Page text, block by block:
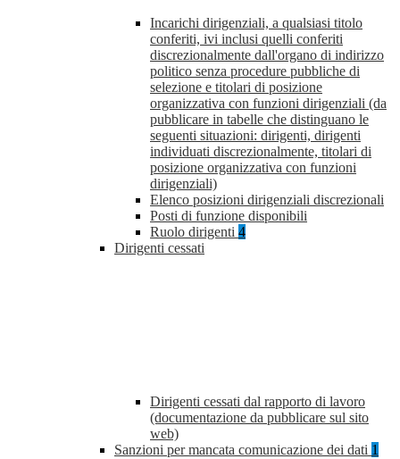
Incarichi dirigenziali, a qualsiasi titolo
conferiti, ivi inclusi quelli conferiti
discrezionalmente dall'organo di indirizzo
politico senza procedure pubbliche di
selezione e titolari di posizione
organizzativa con funzioni dirigenziali (da
pubblicare in tabelle che distinguano le
seguenti situazioni: dirigenti, dirigenti
individuati discrezionalmente, titolari di
posizione organizzativa con funzioni
dirigenziali)
Elenco posizioni dirigenziali discrezionali
Posti di funzione disponibili
Ruolo dirigenti 4
Dirigenti cessati
Dirigenti cessati dal rapporto di lavoro
(documentazione da pubblicare sul sito
web)
Sanzioni per mancata comunicazione dei dati 1